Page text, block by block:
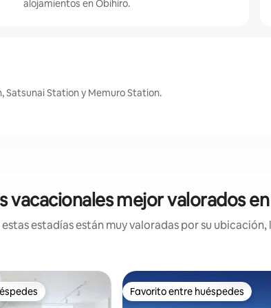
alojamientos en Obihiro.
Satsunai Station y Memuro Station.
vacacionales mejor valorados
estadías están muy valoradas por su
Favorito entre huéspedes
Favorito entre huéspedes